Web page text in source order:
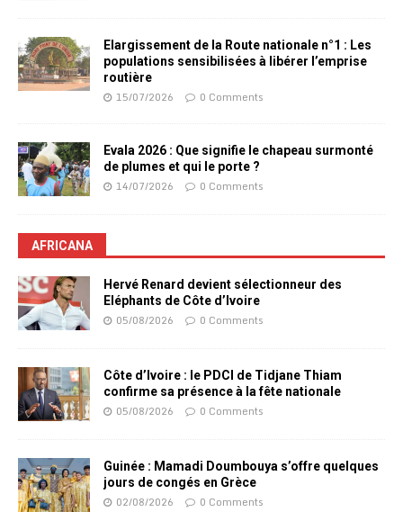
Elargissement de la Route nationale n°1 : Les
populations sensibilisées à libérer l’emprise
routière
15/07/2026 0 Comments
Evala 2026 : Que signifie le chapeau surmonté
de plumes et qui le porte ?
14/07/2026 0 Comments
AFRICANA
Hervé Renard devient sélectionneur des
Eléphants de Côte d’Ivoire
05/08/2026 0 Comments
Côte d’Ivoire : le PDCI de Tidjane Thiam
confirme sa présence à la fête nationale
05/08/2026 0 Comments
Guinée : Mamadi Doumbouya s’offre quelques
jours de congés en Grèce
02/08/2026 0 Comments